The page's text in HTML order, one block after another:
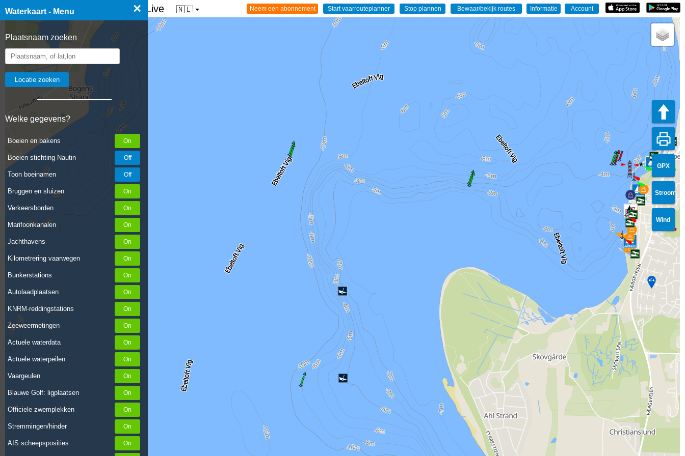
Waterkaart - Menu ×
Plaatsnaam zoeken
Welke gegevens?
Boeien en bakens
Boeien stichting Nautin
Toon boeinamen
Bruggen en sluizen
Verkeersborden
Marifoonkanalen
Jachthavens
Kilometrering vaarwegen
Bunkerstations
Autolaadplaatsen
KNRM-reddingstations
Zeeweermetingen
Actuele waterdata
Actuele waterpeilen
Vaargeulen
Blauwe Golf: ligplaatsen
Officiele zwemplekken
Stremmingen/hinder
AIS scheepsposities
☰ Waterkaart van Nederland - Live 🇳🇱
GPX
Stroom
Wind